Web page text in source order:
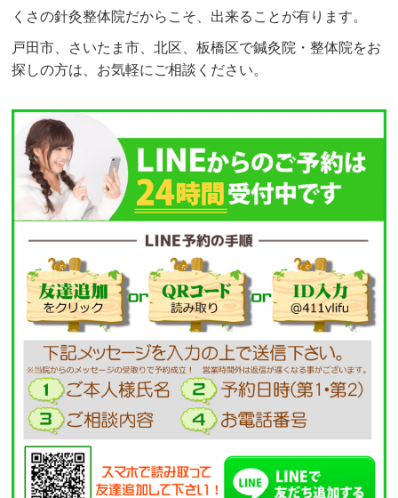
くさの針灸整体院だからこそ、出来ることが有ります。
戸田市、さいたま市、北区、板橋区で鍼灸院・整体院をお
探しの方は、お気軽にご相談ください。